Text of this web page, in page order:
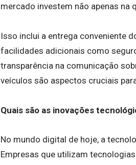
mercado investem não apenas na
Isso inclui a entrega conveniente
facilidades adicionais como
transparência na comunicação
veículos são aspectos cruciais
Quais são as inovações
No mundo digital de hoje, a
Empresas que utilizam